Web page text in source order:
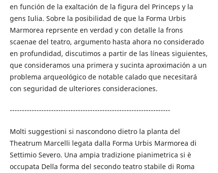
en función de la exaltación de la figura del Princeps y la
gens Iulia. Sobre la posibilidad de que la Forma Urbis
Marmorea reprsente en verdad y con detalle la frons
scaenae del teatro, argumento hasta ahora no considerado
en profundidad, discutimos a partir de las líneas siguientes,
que consideramos una primera y sucinta aproximación a un
problema arqueológico de notable calado que necesitará
con seguridad de ulteriores consideraciones.
------------------------------------------------------------------
Molti suggestioni si nascondono dietro la planta del
Theatrum Marcelli legata dalla Forma Urbis Marmorea di
Settimio Severo. Una ampia tradizione pianimetrica si è
occupata Della forma del secondo teatro stabile di Roma